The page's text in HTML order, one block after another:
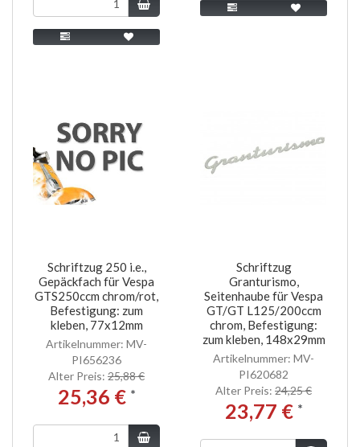
Schriftzug 250 i.e.,
Gepäckfach für Vespa
GTS250ccm chrom/rot,
Befestigung: zum
kleben, 77x12mm
Artikelnummer: MV-
PI656236
Alter Preis: 25,88 €
25,36 € *
Schriftzug
Granturismo,
Seitenhaube für Vespa
GT/GT L125/200ccm
chrom, Befestigung:
zum kleben, 148x29mm
Artikelnummer: MV-
PI620682
Alter Preis: 24,25 €
23,77 € *